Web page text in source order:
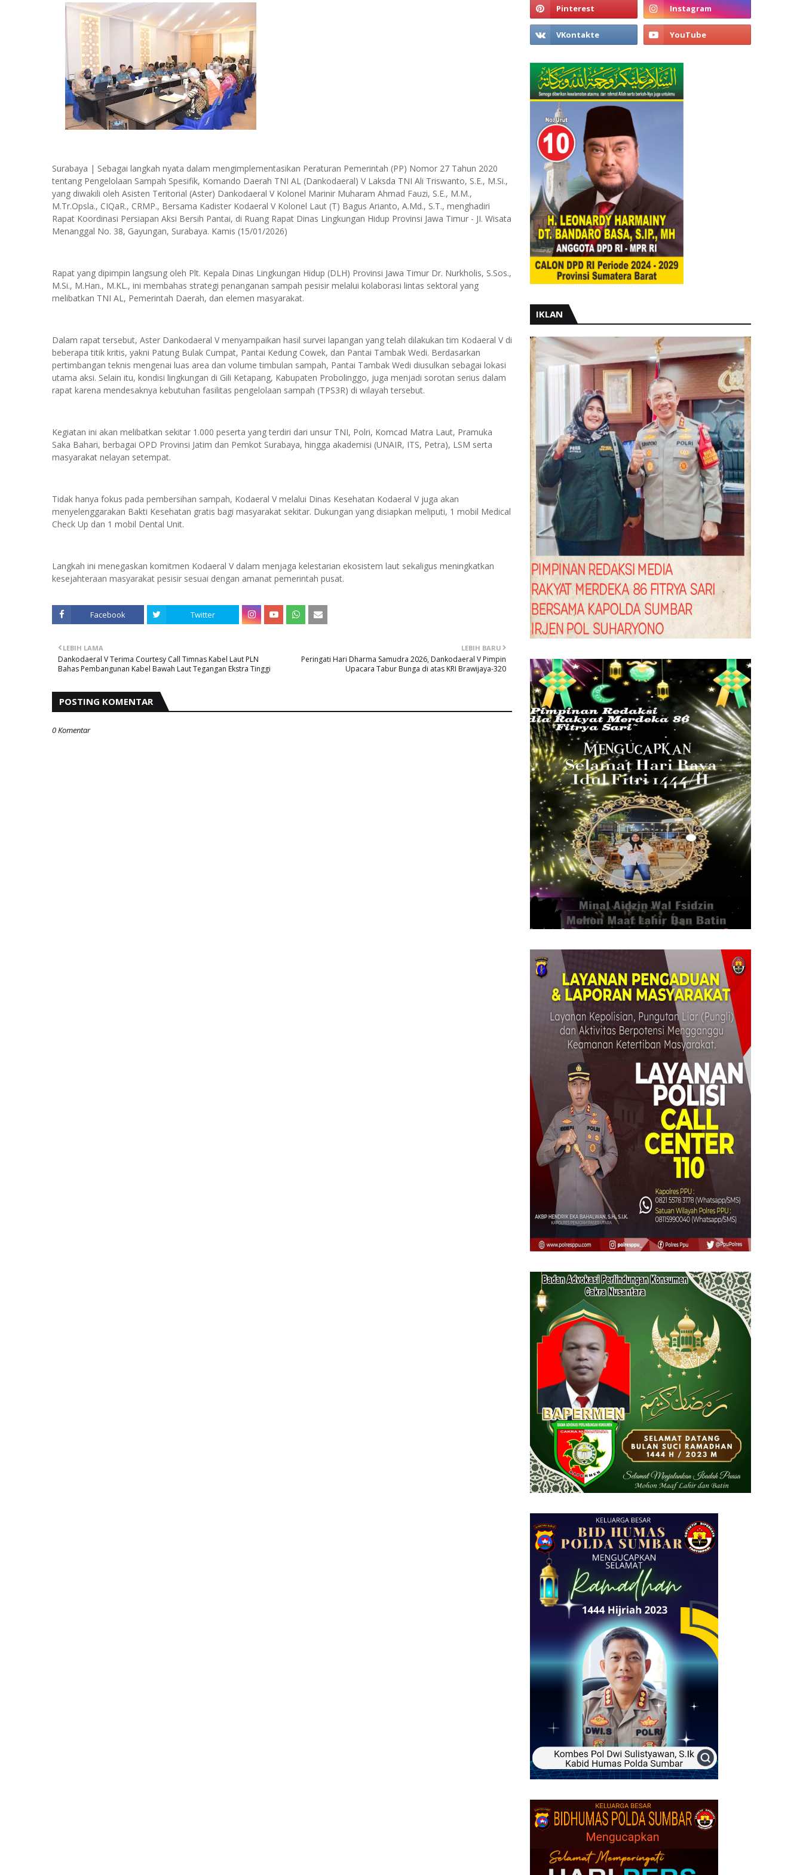
Surabaya | Sebagai langkah nyata dalam mengimplementasikan Peraturan Pemerintah (PP) Nomor 27 Tahun 2020
tentang Pengelolaan Sampah Spesifik, Komando Daerah TNI AL (Dankodaeral) V Laksda TNI Ali Triswanto, S.E., M.Si.,
yang diwakili oleh Asisten Teritorial (Aster) Dankodaeral V Kolonel Marinir Muharam Ahmad Fauzi, S.E., M.M.,
M.Tr.Opsla., CIQaR., CRMP., Bersama Kadister Kodaeral V Kolonel Laut (T) Bagus Arianto, A.Md., S.T., menghadiri
Rapat Koordinasi Persiapan Aksi Bersih Pantai, di Ruang Rapat Dinas Lingkungan Hidup Provinsi Jawa Timur - JI. Wisata
Menanggal No. 38, Gayungan, Surabaya. Kamis (15/01/2026)
Rapat yang dipimpin langsung oleh Plt. Kepala Dinas Lingkungan Hidup (DLH) Provinsi Jawa Timur Dr. Nurkholis, S.Sos.,
M.Si., M.Han., M.KL., ini membahas strategi penanganan sampah pesisir melalui kolaborasi lintas sektoral yang
melibatkan TNI AL, Pemerintah Daerah, dan elemen masyarakat.
Dalam rapat tersebut, Aster Dankodaeral V menyampaikan hasil survei lapangan yang telah dilakukan tim Kodaeral V di
beberapa titik kritis, yakni Patung Bulak Cumpat, Pantai Kedung Cowek, dan Pantai Tambak Wedi. Berdasarkan
pertimbangan teknis mengenai luas area dan volume timbulan sampah, Pantai Tambak Wedi diusulkan sebagai lokasi
utama aksi. Selain itu, kondisi lingkungan di Gili Ketapang, Kabupaten Probolinggo, juga menjadi sorotan serius dalam
rapat karena mendesaknya kebutuhan fasilitas pengelolaan sampah (TPS3R) di wilayah tersebut.
Kegiatan ini akan melibatkan sekitar 1.000 peserta yang terdiri dari unsur TNI, Polri, Komcad Matra Laut, Pramuka
Saka Bahari, berbagai OPD Provinsi Jatim dan Pemkot Surabaya, hingga akademisi (UNAIR, ITS, Petra), LSM serta
masyarakat nelayan setempat.
Tidak hanya fokus pada pembersihan sampah, Kodaeral V melalui Dinas Kesehatan Kodaeral V juga akan
menyelenggarakan Bakti Kesehatan gratis bagi masyarakat sekitar. Dukungan yang disiapkan meliputi, 1 mobil Medical
Check Up dan 1 mobil Dental Unit.
Langkah ini menegaskan komitmen Kodaeral V dalam menjaga kelestarian ekosistem laut sekaligus meningkatkan
kesejahteraan masyarakat pesisir sesuai dengan amanat pemerintah pusat.
Facebook Twitter
LEBIH BARU
Peringati Hari Dharma Samudra 2026, Dankodaeral V Pimpin
Upacara Tabur Bunga di atas KRI Brawijaya-320
LEBIH LAMA
Dankodaeral V Terima Courtesy Call Timnas Kabel Laut PLN
Bahas Pembangunan Kabel Bawah Laut Tegangan Ekstra Tinggi
POSTING KOMENTAR
0 Komentar
IKLAN